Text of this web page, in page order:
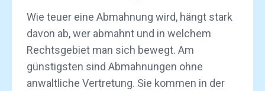
Wie teuer eine Abmahnung wird, hängt stark
davon ab, wer abmahnt und in welchem
Rechtsgebiet man sich bewegt. Am
günstigsten sind Abmahnungen ohne
anwaltliche Vertretung. Sie kommen in der